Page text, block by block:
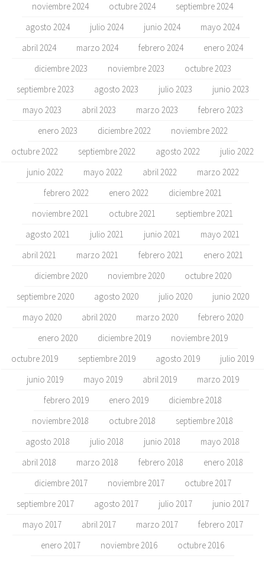
noviembre 2024
octubre 2024
septiembre 2024
agosto 2024
julio 2024 junio 2024
mayo 2024
abril 2024
marzo 2024 febrero 2024
enero 2024
diciembre 2023
noviembre 2023
octubre 2023
septiembre 2023
agosto 2023 julio 2023
junio 2023
mayo 2023
abril 2023 marzo 2023
febrero 2023
enero 2023
diciembre 2022
noviembre 2022
octubre 2022
septiembre 2022 agosto 2022
julio 2022
junio 2022
mayo 2022 abril 2022
marzo 2022
febrero 2022
enero 2022
diciembre 2021
noviembre 2021
octubre 2021
septiembre 2021
agosto 2021
julio 2021 junio 2021
mayo 2021
abril 2021
marzo 2021 febrero 2021
enero 2021
diciembre 2020
noviembre 2020
octubre 2020
septiembre 2020
agosto 2020 julio 2020
junio 2020
mayo 2020
abril 2020 marzo 2020
febrero 2020
enero 2020
diciembre 2019
noviembre 2019
octubre 2019
septiembre 2019 agosto 2019
julio 2019
junio 2019
mayo 2019 abril 2019
marzo 2019
febrero 2019
enero 2019
diciembre 2018
noviembre 2018
octubre 2018
septiembre 2018
agosto 2018
julio 2018 junio 2018
mayo 2018
abril 2018
marzo 2018 febrero 2018
enero 2018
diciembre 2017
noviembre 2017
octubre 2017
septiembre 2017
agosto 2017 julio 2017
junio 2017
mayo 2017
abril 2017 marzo 2017
febrero 2017
enero 2017
noviembre 2016
octubre 2016